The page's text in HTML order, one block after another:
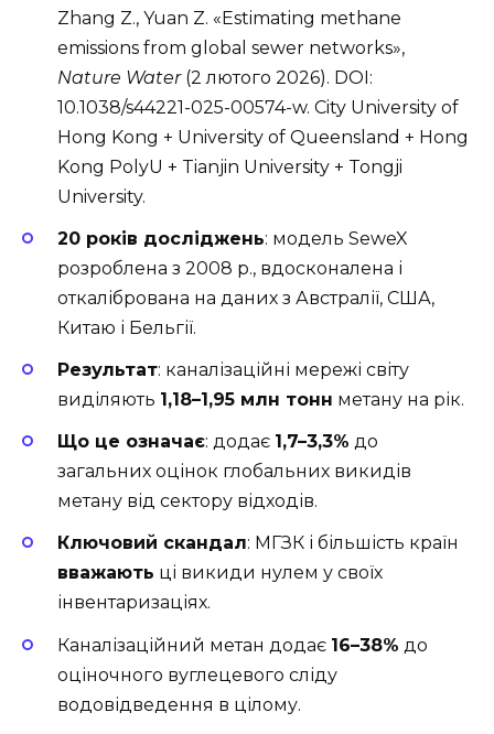
Zhang Z., Yuan Z. «Estimating methane
emissions from global sewer networks»,
Nature Water(2 лютого 2026). DOI:
10.1038/s44221-025-00574-w. City University of
Hong Kong + University of Queensland + Hong
Kong PolyU + Tianjin University + Tongji
University.
20 років досліджень: модель SeweX
розроблена з 2008 р., вдосконалена і
откалібрована на даних з Австралії, США,
Китаю і Бельгії.
Результат: каналізаційні мережі світу
виділяють 1,18–1,95 млн тонн метану на рік.
Що це означає: додає 1,7–3,3% до
загальних оцінок глобальних викидів
метану від сектору відходів.
Ключовий скандал: МГЗК і більшість країн
вважають ці викиди нулем у своїх
інвентаризаціях.
Каналізаційний метан додає 16–38% до
оціночного вуглецевого сліду
водовідведення в цілому.